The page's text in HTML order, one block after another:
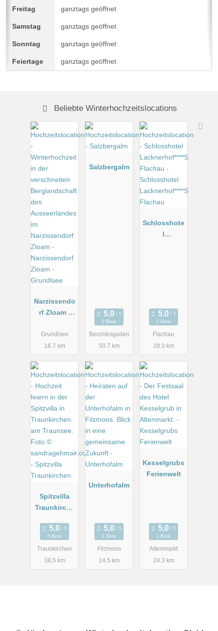
ganztags geöffnet
ganztags geöffnet
ganztags geöffnet
ganztags geöffnet
Beliebte Winterhochzeitslocations
Narzissendo
rf Zloam -
Grundlsee
16.7 km
Salzbergalm
2 Bew.
Berchtesgaden
50.7 km
Schlosshote
l
1 Bew.
Flachau
28.0 km
Spitzvilla
Traunkirche
5 Bew.
Traunkirchen
38.5 km
Unterhofalm
1 Bew.
Filzmoos
14.5 km
Kesselgrubs
Ferienwelt
1 Bew.
Altenmarkt
24.3 km